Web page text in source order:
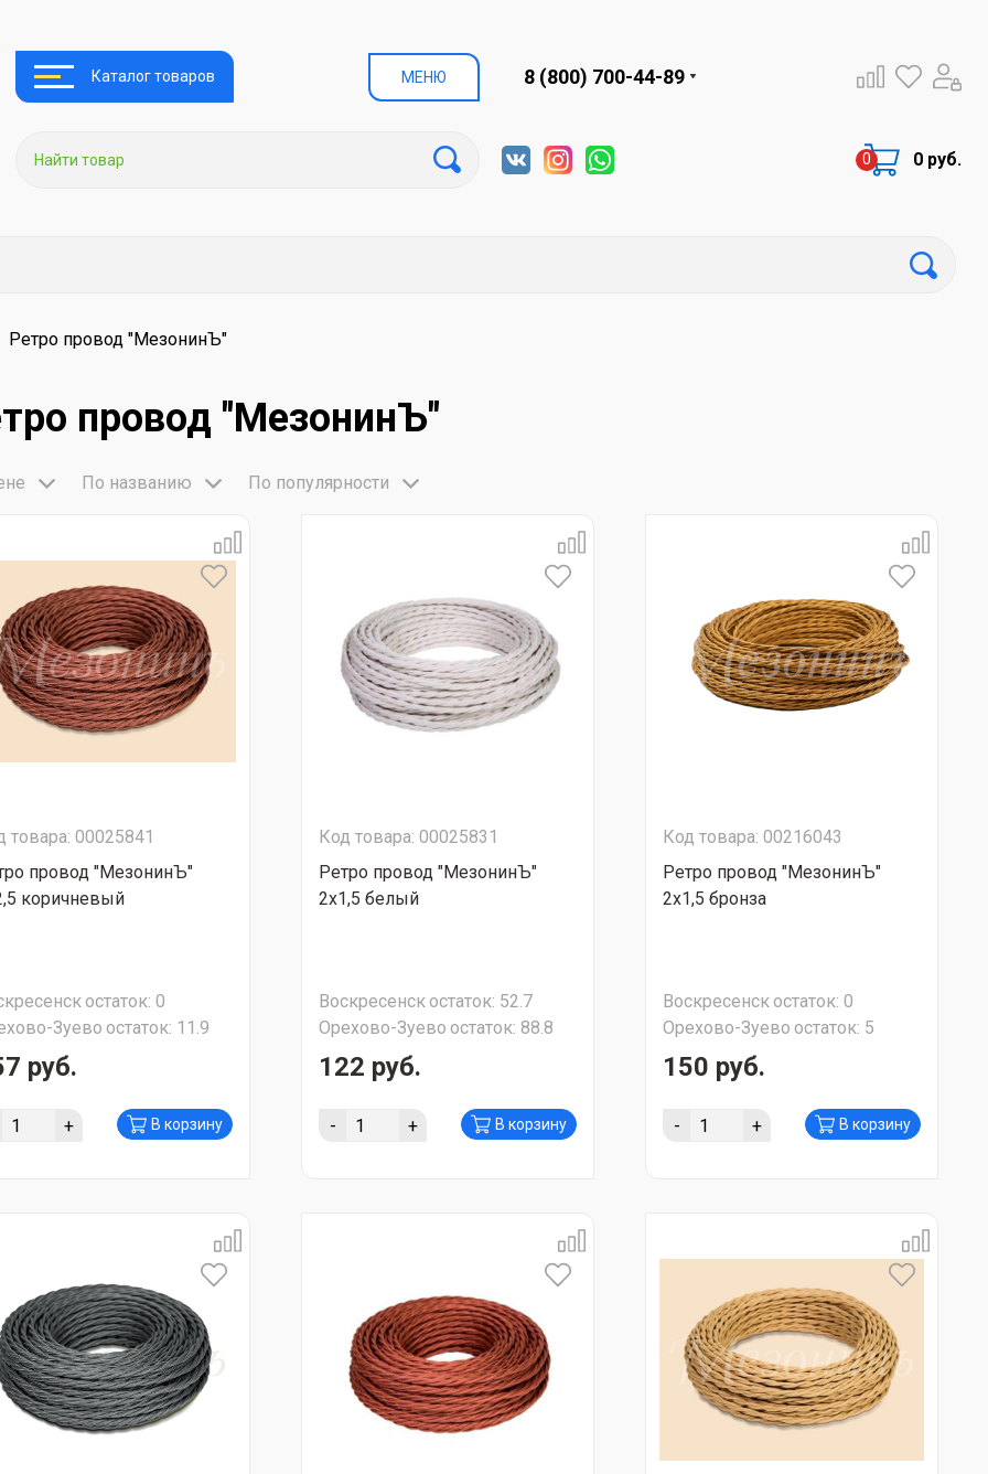
Каталог товаров МЕНЮ 8 (800) 700-44-89
0 руб.
Ретро провод "МезонинЪ"
провод "МезонинЪ"
По названию По популярности
товара: 00025841
провод "МезонинЪ"
коричневый
остаток: 0
Зуево остаток: 11.9
руб.
+ В корзину
Код товара: 00025831
Ретро провод "МезонинЪ"
2х1,5 белый
Воскресенскостаток: 52.7
Орехово-Зуево остаток: 88.8
122 руб.
- + В корзину
Код товара: 00216043
Ретро провод "МезонинЪ"
2х1,5 бронза
Воскресенскостаток: 0
Орехово-Зуево остаток: 5
150 руб.
- + В корзину